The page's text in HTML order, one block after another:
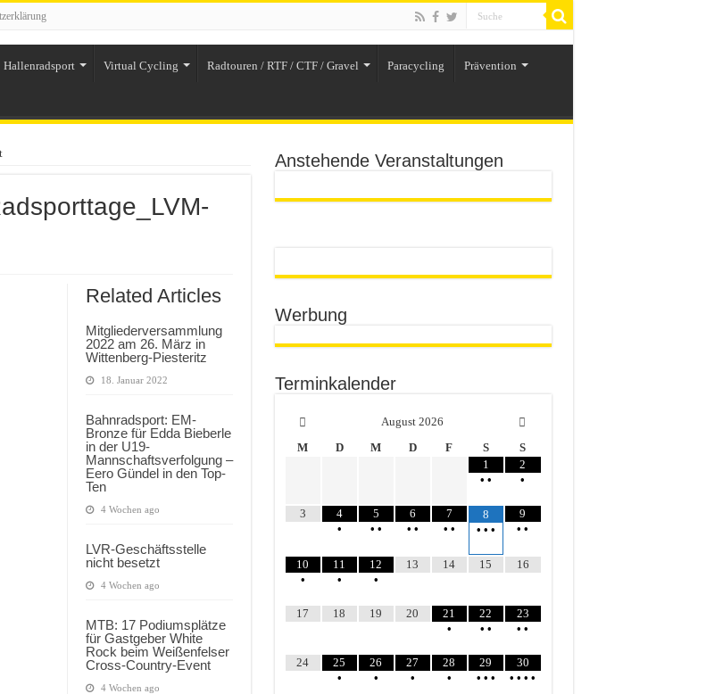
Hallenradsport Virtual Cycling Radtouren / RTF / CTF / Gravel Paracycling Prävention
Related Articles
Mitgliederversammlung
2022 am 26. März in
Wittenberg-Piesteritz
18. Januar 2022
Bahnradsport: EM-
Bronze für Edda Bieberle
in der U19-
Mannschaftsverfolgung –
Eero Gündel in den Top-
Ten
4 Wochen ago
LVR-Geschäftsstelle
nicht besetzt
4 Wochen ago
MTB: 17 Podiumsplätze
für Gastgeber White
Rock beim Weißenfelser
Cross-Country-Event
4 Wochen ago
Anstehende Veranstaltungen
Werbung
Terminkalender
August 2026
M
D M D F S
S
1
• •
2
•
3
4
•
5
• •
6
• •
7
• •
8
• • •
9
• •
10
•
11
•
12
•
13 14 15 16
17 18 19 20
21
•
22
• •
23
• •
24
25
•
26
•
27
•
28
•
29
• • •
30
• • • •